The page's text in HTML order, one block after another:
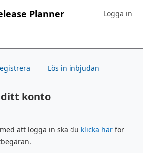
Planner Sign in to
Logga in
Lös in inbjudan
ditt konto
att logga in ska du klicka här för